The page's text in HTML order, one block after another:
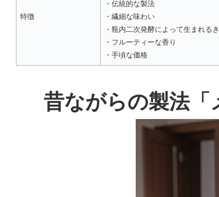
特徴
・伝統的な製法
・繊細な味わい
・瓶内二次発酵によって生まれる
・フルーティーな香り
・手頃な価格
昔ながらの製法